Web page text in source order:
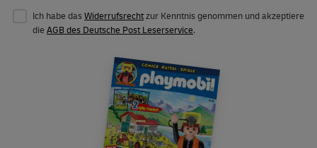
Ich habe dasWiderrufsrechtzur Kenntnis genommen und akzeptiere
die AGB des Deutsche Post Leserservice.